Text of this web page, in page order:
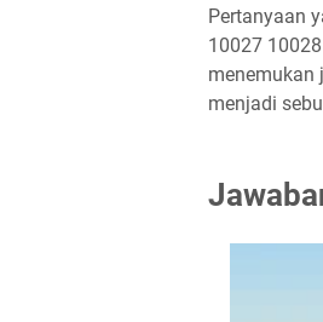
Pertanyaan
10027
menemukan
menjadi